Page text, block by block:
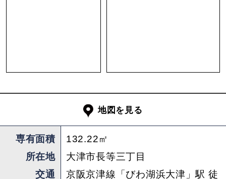
地図を見る
専有面積
132.22㎡
所在地
大津市長等三丁目
交通
京阪京津線「びわ湖浜大津」駅 徒